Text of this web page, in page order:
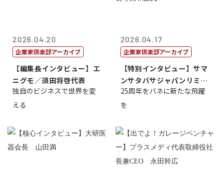
2026.04.20
企業家倶楽部アーカイブ
【編集長インタビュー】エ
ニグモ／須田将啓代表
独自のビジネスで世界を変
える
2026.04.17
企業家倶楽部アーカイブ
【特別インタビュー】サマ
ンサタバサジャパンリミテ
ッド社長寺田...
25周年をバネに新たな飛躍
を